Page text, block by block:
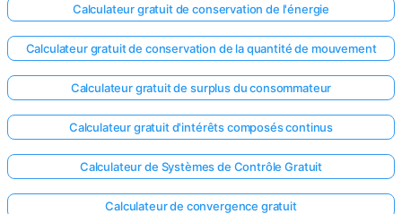
Calculateur gratuit de conservation de l'énergie
Calculateur gratuit de conservation de la quantité de mouvement
Calculateur gratuit de surplus du consommateur
Calculateur gratuit d'intérêts composés continus
Calculateur de Systèmes de Contrôle Gratuit
Calculateur de convergence gratuit